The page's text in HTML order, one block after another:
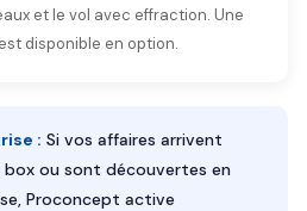
et le vol avec effraction. Une
disponible en option.
: Si vos affaires arrivent
box ou sont découvertes en
Proconcept active